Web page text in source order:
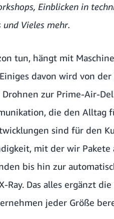
Einblicken in
Vieles mehr.
tun, hängt mit
davon wird von
zur Prime-Air-
die den
sind für den
mit der wir
bis hin zur
Ray. Das alles ergänzt
jeder Größe